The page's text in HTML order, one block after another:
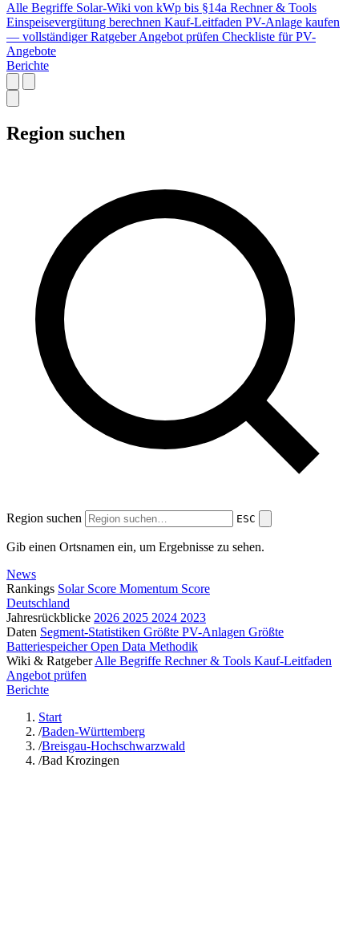
Alle Begriffe Solar-Wiki von kWp bis §14a Rechner & Tools
Einspeisevergütung berechnen Kauf-Leitfaden PV-Anlage kaufen
— vollständiger Ratgeber Angebot prüfen Checkliste für PV-
Angebote
Berichte
Region suchen
Region suchen ESC
Gib einen Ortsnamen ein, um Ergebnisse zu sehen.
News
Rankings Solar Score Momentum Score
Deutschland
Jahresrückblicke 2026 2025 2024 2023
Daten Segment-Statistiken Größte PV-Anlagen Größte
BatteriespeicherOpen Data Methodik
Wiki & Ratgeber Alle Begriffe Rechner & Tools Kauf-Leitfaden
Angebot prüfen
Berichte
Start
/Baden-Württemberg
/Breisgau-Hochschwarzwald
/Bad Krozingen